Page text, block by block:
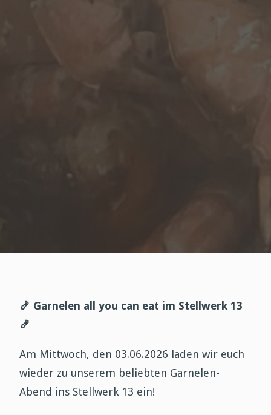
🍤 Garnelen all you can eat im Stellwerk 13
🍤
Am Mittwoch, den 03.06.2026 laden wir euch
wieder zu unserem beliebten Garnelen-
Abend ins Stellwerk 13 ein!